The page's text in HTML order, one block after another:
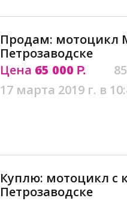
Продам: мотоцикл
Петрозаводске
Цена 65 000 Р.
17 марта 2019 г. в
Куплю: мотоцикл с
Петрозаводске